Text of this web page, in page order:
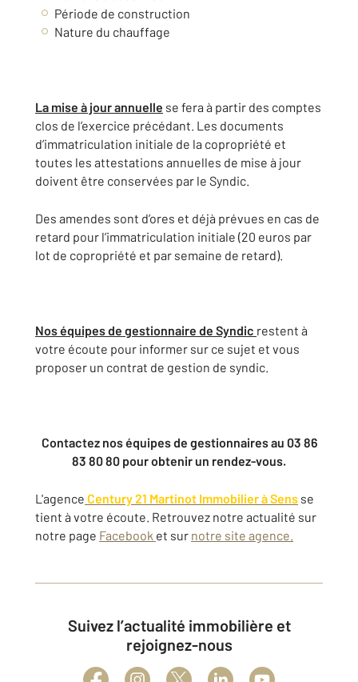
Période de construction
Nature du chauffage
La mise à jour annuelle se fera à partir des comptes
clos de l’exercice précédant. Les documents
d’immatriculation initiale de la copropriété et
toutes les attestations annuelles de mise à jour
doivent être conservées par le Syndic.
Des amendes sont d’ores et déjà prévues en cas de
retard pour l’immatriculation initiale (20 euros par
lot de copropriété et par semaine de retard).
Nos équipes de gestionnaire de Syndic restent à
votre écoute pour informer sur ce sujet et vous
proposer un contrat de gestion de syndic.
Contactez nos équipes de gestionnaires au 03 86
83 80 80 pour obtenir un rendez-vous.
L'agence Century 21 Martinot Immobilier à Sens se
tient à votre écoute. Retrouvez notre actualité sur
notre page Facebook et sur notre site agence.
Suivez l’actualité immobilière et
rejoignez-nous